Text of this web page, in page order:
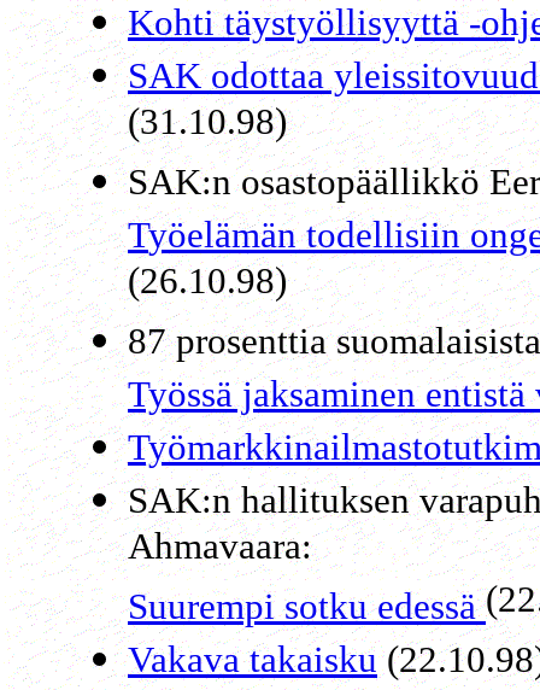
Kohti täystyöllisyyttä -
SAK odottaa
(31.10.98)
SAK:n osastopäällikkö
Työelämän todellisiin
(26.10.98)
87 prosenttia
Työssä jaksaminen entistä
SAK:n hallituksen
Ahmavaara:
Suurempi sotku edessä
Vakava takaisku